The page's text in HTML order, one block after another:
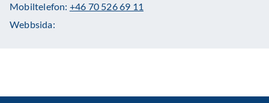
Mobiltelefon: +46 70 526 69 11
Webbsida: